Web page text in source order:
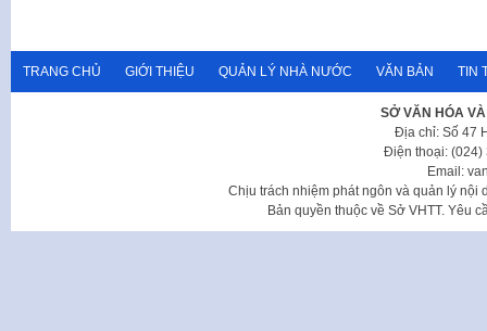
TRANG CHỦ GIỚI THIỆU QUẢN LÝ NHÀ NƯỚC VĂN BẢN TIN
SỞ VĂN HÓA
Địa chỉ: Số 47
Điện thoại: (024)
Email:
Chịu trách nhiệm phát ngôn và quản lý nội
Bản quyền thuộc về Sở VHTT. Yêu